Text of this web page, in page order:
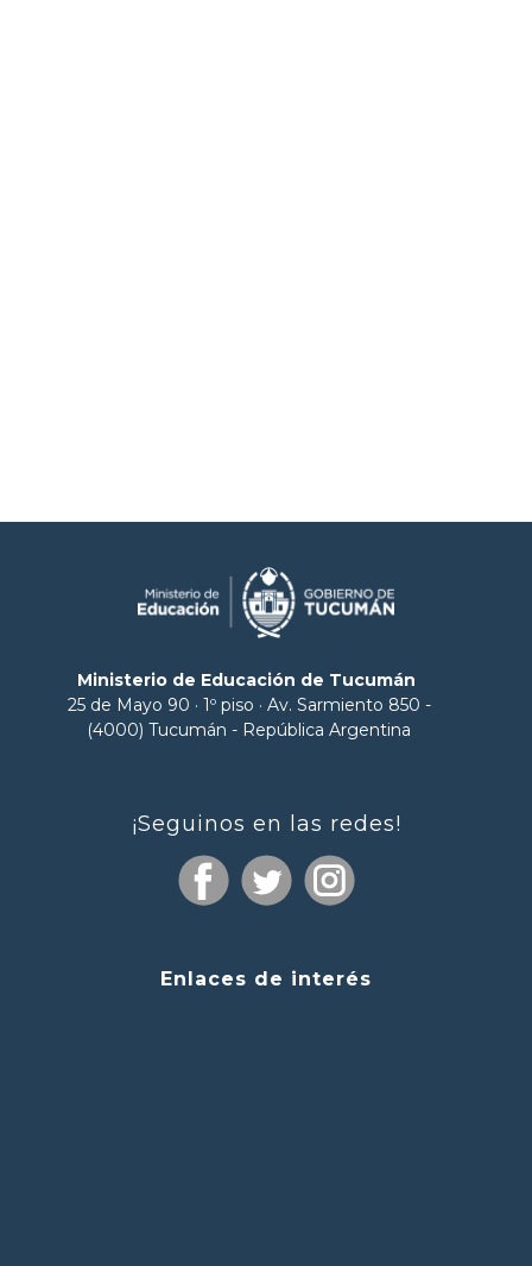
Ministerio de Educación de Tucumán
25 de Mayo 90 · 1º piso · Av. Sarmiento 850 -
(4000) Tucumán - República Argentina
¡Seguinos en las redes!
Enlaces de interés